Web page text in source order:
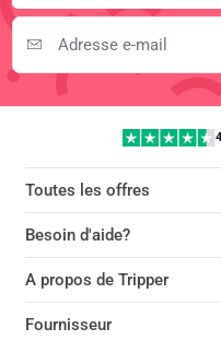
Toutes les offres
Besoin d'aide?
A propos de Tripper
Fournisseur